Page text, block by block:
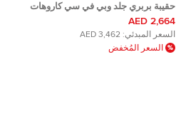
حقيبة بربري جلد وبي في سي كاروهات
رمادية بسحاب مزدوج
2,664 AED
السعر المبدئي: 3,462 AED
السعر المُخفض